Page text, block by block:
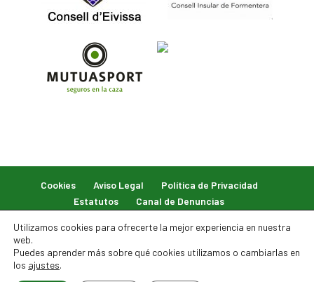
Cookies Aviso Legal
Política de Privacidad
Estatutos
Canal de Denuncias
© 2026 Federación Balear de Caza. Todos los derechos
Utilizamos cookies para ofrecerte la mejor experiencia en nuestra
web.
Puedes aprender más sobre qué cookies utilizamos o cambiarlas en
los ajustes.